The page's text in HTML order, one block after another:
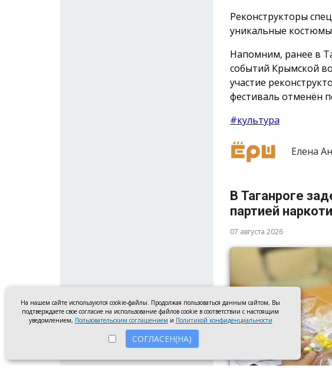
Реконструкторы
уникальные
Напомним, ранее в
событий Крымской
участие
фестиваль отменён
#культура
Елена
В Таганроге
партией
07 августа 2026
На нашем сайте используются cookie-файлы. Продолжая пользоваться данным сайтом, Вы
подтверждаете свое согласие на использование файлов cookie в соответствии с настоящим
уведомлением, Пользовательским соглашением и Политикой конфиденциальности
СОГЛАСЕН(НА)